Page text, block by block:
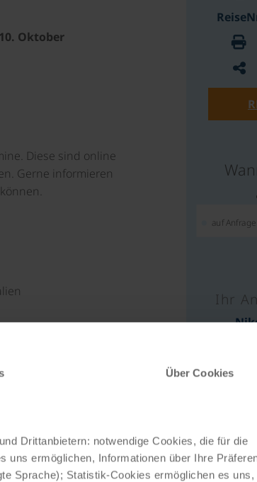
Über Cookies
Drittanbietern: notwendige Cookies, die für die
uns ermöglichen, Informationen über Ihre
Sprache); Statistik-Cookies ermöglichen es uns,
Oktober
Diese sind online
Gerne informieren
erleben Sie die
auf Anfrage
Ihr
E-